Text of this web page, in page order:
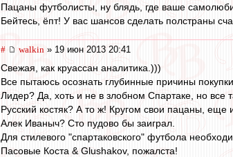
Пацаны футболисты, ну блядь, где ваше
Бейтесь, ёпт! У вас шансов сделать полстраны
# walkin » 19 июн 2013 20:41
Свежая, как круассан аналитика.)))
Все пытаюсь осознать глубинные причины
Лидер? Да, хоть и не в злобном Спартаке, но все
Русский костяк? А то ж! Кругом свои пацаны, еще
Алек Иваныч? Сто пудово бы заиграл.
Для стилевого "спартаковского" футбола
Пасовые Коста & Glushakov, пожалста!